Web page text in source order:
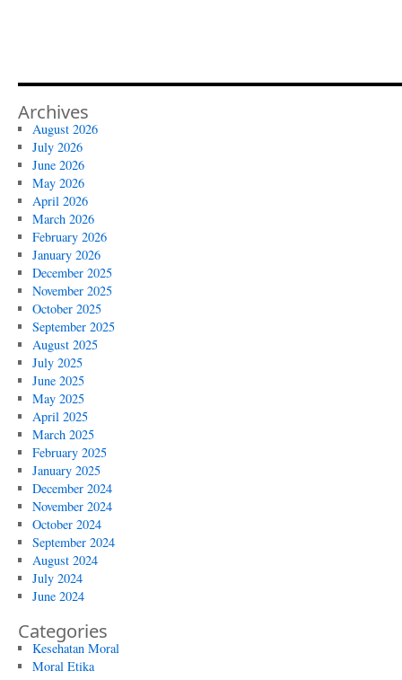
Archives
August 2026
July 2026
June 2026
May 2026
April 2026
March 2026
February 2026
January 2026
December 2025
November 2025
October 2025
September 2025
August 2025
July 2025
June 2025
May 2025
April 2025
March 2025
February 2025
January 2025
December 2024
November 2024
October 2024
September 2024
August 2024
July 2024
June 2024
Categories
Kesehatan Moral
Moral Etika